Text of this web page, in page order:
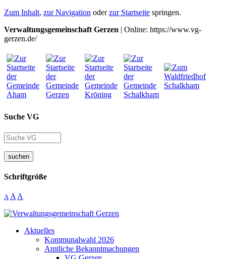
Zum Inhalt, zur Navigation oderzur Startseite springen.
Verwaltungsgemeinschaft Gerzen | Online: https://www.vg-
gerzen.de/
Suche VG
suchen
Schriftgröße
A A A
Aktuelles
Kommunalwahl 2026
Amtliche Bekanntmachungen